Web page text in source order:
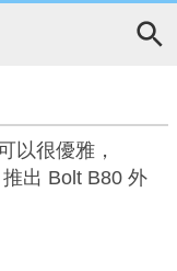
以很優雅，
出 Bolt B80 外